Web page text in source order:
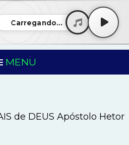
Carregando...
MENU
de DEUS Apóstolo Hetor